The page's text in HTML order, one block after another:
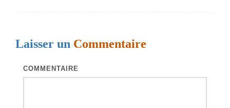
Laisser un Commentaire
COMMENTAIRE